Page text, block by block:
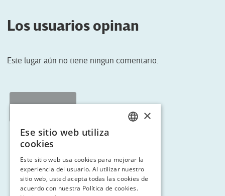
Los usuarios opinan
Este lugar aún no tiene ningun comentario.
< Tornar a RUTA 9
SPANISH
GERMAN
×
Ese sitio web utiliza
cookies
Este sitio web usa cookies para mejorar la
experiencia del usuario. Al utilizar nuestro
sitio web, usted acepta todas las cookies de
acuerdo con nuestra Política de cookies.